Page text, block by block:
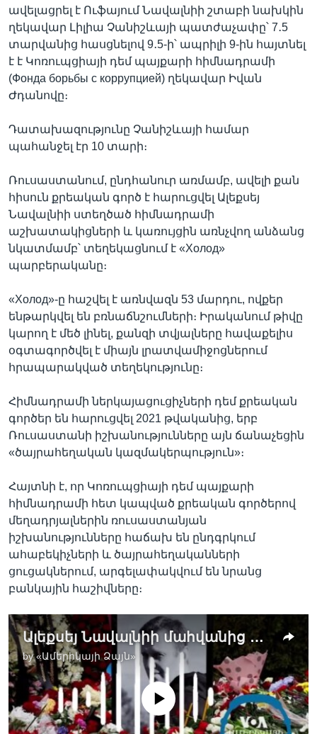
ավելացրել է Ուֆայում Նավալնիի շտաբի նախկին
ղեկավար Լիլիա Չանիշևայի պատժաչափը՝ 7․5
տարվանից հասցնելով 9․5-ի՝ ապրիլի 9-ին հայտնել
է է Կոռուպցիայի դեմ պայքարի հիմնադրամի
(Фонда борьбы с коррупцией) ղեկավար Իվան
Ժդանովը։
Դատախազությունը Չանիշևայի համար
պահանջել էր 10 տարի։
Ռուսաստանում, ընդհանուր առմամբ, ավելի քան
հիսուն քրեական գործ է հարուցվել Ալեքսեյ
Նավալնիի ստեղծած հիմնադրամի
աշխատակիցների և կառույցին առնչվող անձանց
նկատմամբ՝ տեղեկացնում է «Холод»
պարբերականը։
«Холод»-ը հաշվել է առնվազն 53 մարդու, ովքեր
ենթարկվել են բռնաճնշումների։ Իրականում թիվը
կարող է մեծ լինել, քանզի տվյալները հավաքելիս
օգտագործվել է միայն լրատվամիջոցներում
հրապարակված տեղեկությունը։
Հիմնադրամի ներկայացուցիչների դեմ քրեական
գործեր են հարուցվել 2021 թվականից, երբ
Ռուսաստանի իշխանությունները այն ճանաչեցին
«ծայրահեղական կազմակերպություն»։
Հայտնի է, որ Կոռուպցիայի դեմ պայքարի
հիմնադրամի հետ կապված քրեական գործերով
մեղադրյալներին ռուսաստանյան
իշխանությունները հաճախ են ընդգրկում
ահաբեկիչների և ծայրահեղականների
ցուցակներում, արգելափակվում են նրանց
բանկային հաշիվները։
Ալեքսեյ Նավալնիի մահվանից հետո էլ շարունակվում են հետապնդումները նրա աջակիցների նկատմամբ
by«Ամերիկայի Ձայն»
No media source currently available